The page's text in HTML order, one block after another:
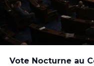
Vote Nocturne au